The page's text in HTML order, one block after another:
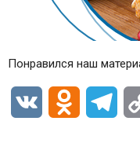
Понравился наш
VK